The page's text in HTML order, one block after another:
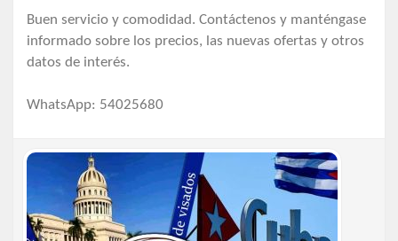
Buen servicio y comodidad. Contáctenos y manténgase
informado sobre los precios, las nuevas ofertas y otros
datos de interés.
WhatsApp: 54025680